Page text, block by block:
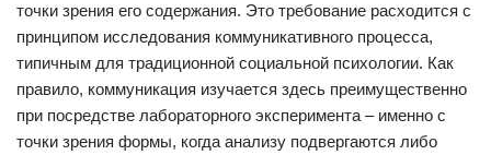
точки зрения его содержания. Это требование расходится с
принципом исследования коммуникативного процесса,
типичным для традиционной социальной психологии. Как
правило, коммуникация изучается здесь преимущественно
при посредстве лабораторного эксперимента – именно с
точки зрения формы, когда анализу подвергаются либо